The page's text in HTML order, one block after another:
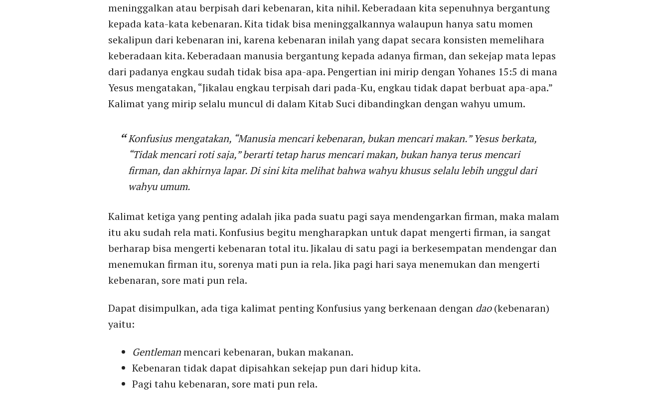
meninggalkan atau berpisah dari kebenaran, kita nihil. Keberadaan kita sepenuhnya bergantung
kepada kata-kata kebenaran. Kita tidak bisa meninggalkannya walaupun hanya satu momen
sekalipun dari kebenaran ini, karena kebenaran inilah yang dapat secara konsisten memelihara
keberadaan kita. Keberadaan manusia bergantung kepada adanya firman, dan sekejap mata lepas
dari padanya engkau sudah tidak bisa apa-apa. Pengertian ini mirip dengan Yohanes 15:5 di mana
Yesus mengatakan, “Jikalau engkau terpisah dari pada-Ku, engkau tidak dapat berbuat apa-apa.”
Kalimat yang mirip selalu muncul di dalam Kitab Suci dibandingkan dengan wahyu umum.
Konfusius mengatakan, “Manusia mencari kebenaran, bukan mencari makan.” Yesus berkata,
“Tidak mencari rotisaja,” berarti tetap harus mencari makan, bukan hanya terus mencari
firman, dan akhirnya lapar. Di sini kita melihat bahwa wahyu khusus selalu lebih unggul dari
wahyu umum.
Kalimat ketiga yang penting adalah jika pada suatu pagi saya mendengarkan firman, maka malam
itu aku sudah rela mati. Konfusius begitu mengharapkan untuk dapat mengerti firman, ia sangat
berharap bisa mengerti kebenaran total itu. Jikalau di satu pagi ia berkesempatan mendengar dan
menemukan firman itu, sorenya mati pun ia rela. Jika pagi hari saya menemukan dan mengerti
kebenaran, sore mati pun rela.
Dapat disimpulkan, ada tiga kalimat penting Konfusius yang berkenaan dengan dao(kebenaran)
yaitu:
Gentlemanmencari kebenaran, bukan makanan.
Kebenaran tidak dapat dipisahkan sekejap pun dari hidup kita.
Pagi tahu kebenaran, sore mati pun rela.